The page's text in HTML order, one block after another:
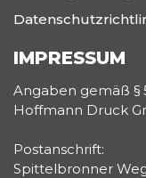
IMPRESSUM
Angaben gemäß §
Hoffmann Druck
Postanschrift:
Spittelbronner